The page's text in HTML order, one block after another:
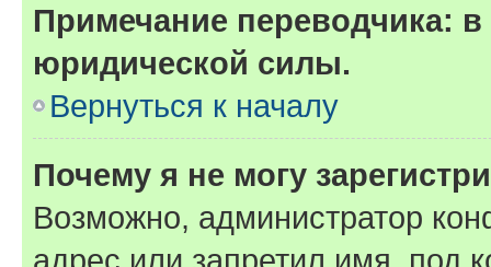
Примечание переводчика:
юридической силы.
Вернуться к началу
Почему я не могу
Возможно, администратор
адрес или запретил имя, под